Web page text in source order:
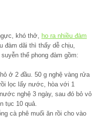
khó thở, ho ra nhiều đàm
đàm dãi thì thấy dễ chịu,
thể phong đàm gồm:
ở 2 đầu. 50 g nghệ vàng rửa
lọc lấy nước, hòa với 1
nghệ 3 ngày, sau đó bỏ vỏ
tục 10 quả.
cà phê muối ăn rồi cho vào